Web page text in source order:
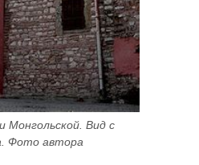
Монгольской. Вид с
Фото автора